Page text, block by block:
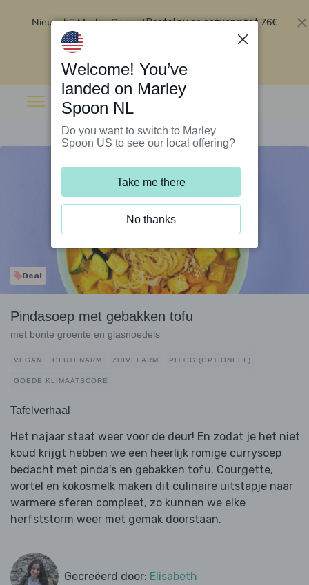
Nieuw bij Marley Spoon?Bestel nu en ontvang tot 76€
Deal
Pindasoep met gebakken tofu
met bonte groente en glasnoedels
VEGAN GLUTENARM ZUIVELARM PITTIG (OPTIONEEL)
GOEDE KLIMAATSCORE
Tafelverhaal
Het najaar staat weer voor de deur! En zodat je het niet
koud krijgt hebben we een heerlijk romige currysoep
bedacht met pinda's en gebakken tofu. Courgette,
wortel en kokosmelk maken dit culinaire uitstapje naar
warmere sferen compleet, zo kunnen we elke
herfststorm weer met gemak doorstaan.
Gecreëerd door: Elisabeth
Welcome! You’ve
landed on Marley
Spoon NL
Do you want to switch to Marley
Spoon US to see our local offering?
Take me there
No thanks